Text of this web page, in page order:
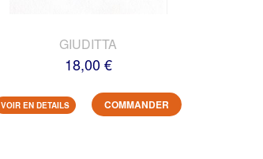
GIUDITTA
18,00 €
VOIR EN DETAILS COMMANDER